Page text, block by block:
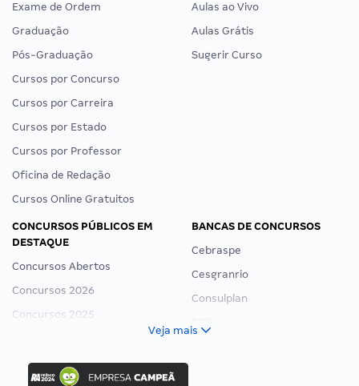
Exame de Ordem
Graduação
Pós-Graduação
Cursos por Concurso
Cursos por Carreira
Cursos por Estado
Cursos por Professor
Oficina de Redação
Cursos Online Gratuitos
Aulas ao Vivo
Aulas Grátis
Sugerir Curso
CONCURSOS PÚBLICOS EM
DESTAQUE
Concursos Abertos
Concursos 2026
Concursos 2025
Concurso Ibama
BANCAS DE CONCURSOS
Cebraspe
Cesgranrio
Consulplan
Veja mais